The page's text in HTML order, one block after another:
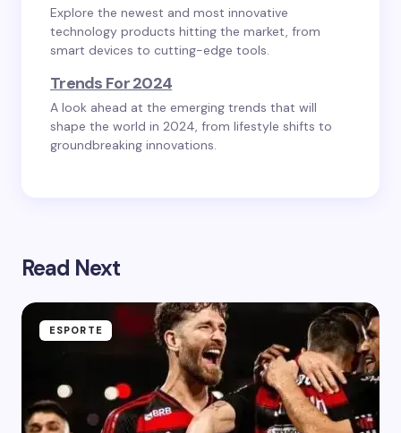
Explore the newest and most innovative
technology products hitting the market, from
smart devices to cutting-edge tools.
Trends For 2024
A look ahead at the emerging trends that will
shape the world in 2024, from lifestyle shifts to
groundbreaking innovations.
Read Next
ESPORTE